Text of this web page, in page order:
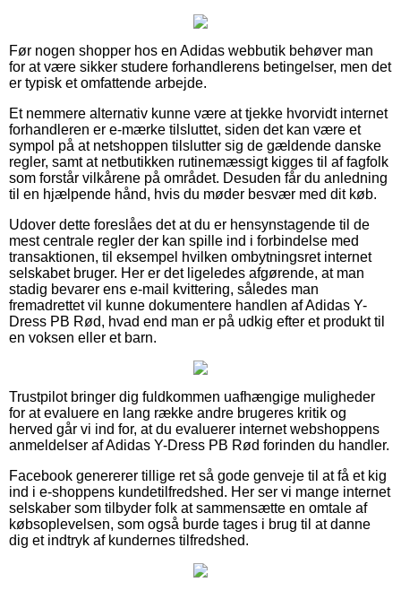
Før nogen shopper hos en Adidas webbutik behøver man
for at være sikker studere forhandlerens betingelser, men det
er typisk et omfattende arbejde.
Et nemmere alternativ kunne være at tjekke hvorvidt internet
forhandleren er e-mærke tilsluttet, siden det kan være et
sympol på at netshoppen tilslutter sig de gældende danske
regler, samt at netbutikken rutinemæssigt kigges til af fagfolk
som forstår vilkårene på området. Desuden får du anledning
til en hjælpende hånd, hvis du møder besvær med dit køb.
Udover dette foreslåes det at du er hensynstagende til de
mest centrale regler der kan spille ind i forbindelse med
transaktionen, til eksempel hvilken ombytningsret internet
selskabet bruger. Her er det ligeledes afgørende, at man
stadig bevarer ens e-mail kvittering, således man
fremadrettet vil kunne dokumentere handlen af Adidas Y-
Dress PB Rød, hvad end man er på udkig efter et produkt til
en voksen eller et barn.
Trustpilot bringer dig fuldkommen uafhængige muligheder
for at evaluere en lang række andre brugeres kritik og
herved går vi ind for, at du evaluerer internet webshoppens
anmeldelser af Adidas Y-Dress PB Rød forinden du handler.
Facebook genererer tillige ret så gode genveje til at få et kig
ind i e-shoppens kundetilfredshed. Her ser vi mange internet
selskaber som tilbyder folk at sammensætte en omtale af
købsoplevelsen, som også burde tages i brug til at danne
dig et indtryk af kundernes tilfredshed.